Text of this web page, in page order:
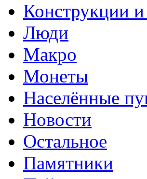
Конструкции
Люди
Макро
Монеты
Населённые
Новости
Остальное
Памятники